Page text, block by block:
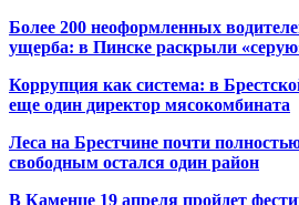
Более 200 неоформленных
ущерба: в Пинске раскрыли
Коррупция как система: в
еще один директор мясокомбината
Леса на Брестчине почти
свободным остался один район
В Каменце 19 апреля пройдет